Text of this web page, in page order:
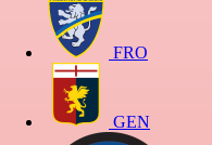
FRO
GEN